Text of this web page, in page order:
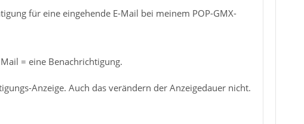
für eine eingehende E-Mail bei meinem POP-GMX-
= eine Benachrichtigung.
Anzeige. Auch das verändern der Anzeigedauer nicht.